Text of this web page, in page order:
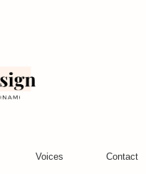
Voices Contact